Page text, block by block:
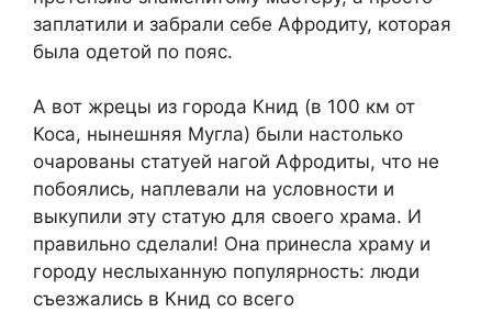
заплатили и забрали себе Афродиту, которая
была одетой по пояс.
А вот жрецы из города Книд (в 100 км от
Коса, нынешняя Мугла) были настолько
очарованы статуей нагой Афродиты, что не
побоялись, наплевали на условности и
выкупили эту статую для своего храма. И
правильно сделали! Она принесла храму и
городу неслыханную популярность: люди
съезжались в Книд со всего